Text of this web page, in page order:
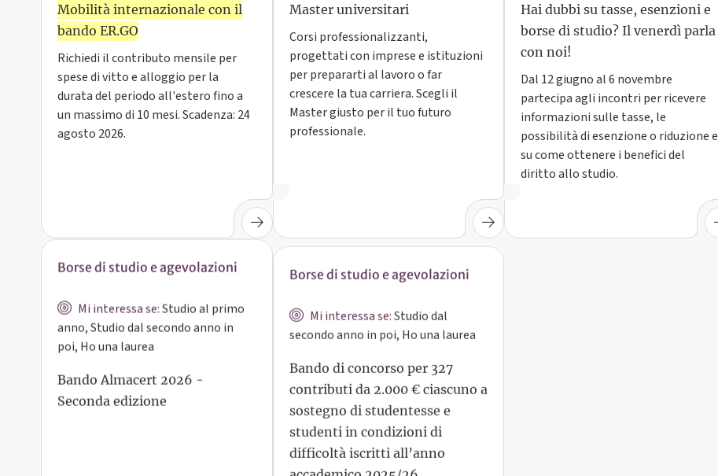
Mobilità internazionale con il
bando ER.GO
Richiedi il contributo mensile per
spese di vitto e alloggio per la
durata del periodo all'estero fino a
un massimo di 10 mesi. Scadenza: 24
agosto 2026.
Master universitari
Corsi professionalizzanti,
progettati con imprese e istituzioni
per prepararti al lavoro o far
crescere la tua carriera. Scegli il
Master giusto per il tuo futuro
professionale.
Hai dubbi su tasse, esenzioni e
borse di studio? Il venerdì parla
con noi!
Dal 12 giugno al 6 novembre
partecipa agli incontri per ricevere
informazioni sulle tasse, le
possibilità di esenzione o riduzione e
su come ottenere i benefici del
diritto allo studio.
Borse di studio e agevolazioni
Mi interessa se:Studio al primo
anno, Studio dal secondo anno in
poi, Ho una laurea
Bando Almacert 2026 -
Seconda edizione
Borse di studio e agevolazioni
Mi interessa se:
Studio dal
secondo anno in poi, Ho una laurea
Bando di concorso per 327
contributi da 2.000 € ciascuno a
sostegno di studentesse e
studenti in condizioni di
difficoltà iscritti all’anno
accademico 2025/26